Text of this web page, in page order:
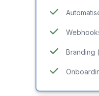
Branding